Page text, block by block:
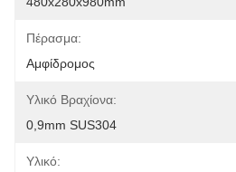
Πέρασμα:
Αμφίδρομος
Υλικό Βραχίονα:
0,9mm SUS304
Υλικό: